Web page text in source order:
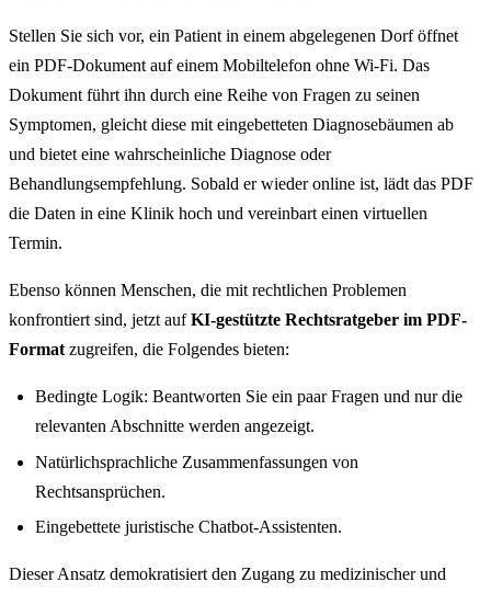
Stellen Sie sich vor, ein Patient in einem abgelegenen Dorf öffnet
ein PDF-Dokument auf einem Mobiltelefon ohne Wi-Fi. Das
Dokument führt ihn durch eine Reihe von Fragen zu seinen
Symptomen, gleicht diese mit eingebetteten Diagnosebäumen ab
und bietet eine wahrscheinliche Diagnose oder
Behandlungsempfehlung. Sobald er wieder online ist, lädt das PDF
die Daten in eine Klinik hoch und vereinbart einen virtuellen
Termin.
Ebenso können Menschen, die mit rechtlichen Problemen
konfrontiert sind, jetzt aufKI-gestützte Rechtsratgeber im PDF-
Format zugreifen, die Folgendes bieten:
Bedingte Logik: Beantworten Sie ein paar Fragen und nur die
relevanten Abschnitte werden angezeigt.
Natürlichsprachliche Zusammenfassungen von
Rechtsansprüchen.
Eingebettete juristische Chatbot-Assistenten.
Dieser Ansatz demokratisiert den Zugang zu medizinischer und